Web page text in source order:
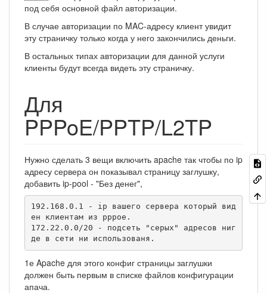
под себя основной файл авторизации.
В случае авторизации по MAC-адресу клиент увидит
эту страничку только когда у него закончились деньги.
В остальных типах авторизации для данной услуги
клиенты будут всегда видеть эту страничку.
Для
PPPoE/PPTP/L2TP
Нужно сделать 3 вещи включить apache так чтобы по ip
адресу сервера он показывал страницу заглушку,
добавить ip-pool - "Без денег",
192.168.0.1 - ip вашего сервера который вид
ен клиентам из pppoe.
172.22.0.0/20 - подсеть "серых" адресов ниг
де в сети ни использованя.
1е Apache для этого конфиг страницы заглушки
должен быть первым в списке файлов конфигурации
апача.